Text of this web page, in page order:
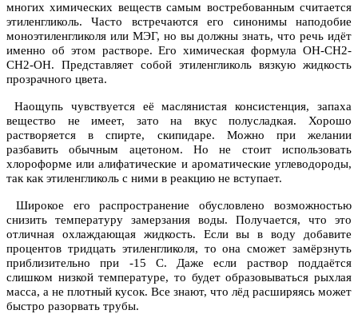
многих химических веществ самым востребованным считается
этиленгликоль. Часто встречаются его синонимы наподобие
моноэтиленгликоля или МЭГ, но вы должны знать, что речь идёт
именно об этом растворе. Его химическая формула OH-CH2-
CH2-OH. Представляет собой этиленгликоль вязкую жидкость
прозрачного цвета.
Наощупь чувствуется её маслянистая консистенция, запаха
вещество не имеет, зато на вкус полусладкая. Хорошо
растворяется в спирте, скипидаре. Можно при желании
разбавить обычным ацетоном. Но не стоит использовать
хлороформе или алифатические и ароматические углеводороды,
так как этиленгликоль с ними в реакцию не вступает.
Широкое его распространение обусловлено возможностью
снизить температуру замерзания воды. Получается, что это
отличная охлаждающая жидкость. Если вы в воду добавите
процентов тридцать этиленгликоля, то она сможет замёрзнуть
приблизительно при -15 С. Даже если раствор поддаётся
слишком низкой температуре, то будет образовываться рыхлая
масса, а не плотный кусок. Все знают, что лёд расширяясь может
быстро разорвать трубы.